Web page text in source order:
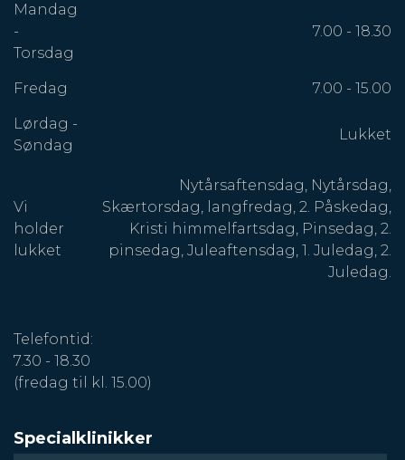
Mandag
-
Torsdag
7.00 - 18.30
Fredag 7.00 - 15.00
Lørdag -
Søndag
Lukket
Vi
holder
lukket
Nytårsaftensdag, Nytårsdag,
Skærtorsdag, langfredag, 2. Påskedag,
Kristi himmelfartsdag, Pinsedag, 2.
pinsedag, Juleaftensdag, 1. Juledag, 2.
Juledag.
Telefontid:
7.30 - 18.30
(fredag til kl. 15.00)
Specialklinikker